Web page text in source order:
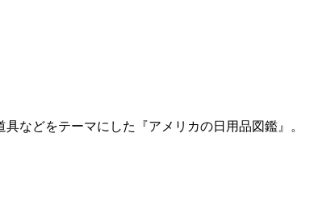
などをテーマにした『アメリカの日用品図鑑』。